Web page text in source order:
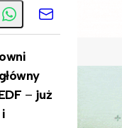
– już